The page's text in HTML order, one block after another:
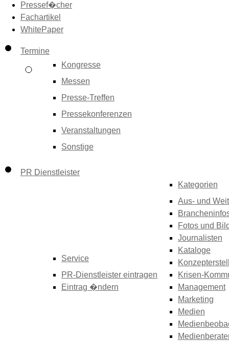
Pressef�cher
Fachartikel
WhitePaper
Termine
Kongresse
Messen
Presse-Treffen
Pressekonferenzen
Veranstaltungen
Sonstige
PR Dienstleister
Service
PR-Dienstleister eintragen
Eintrag �ndern
Kategorien
Aus- und
Fotos und
Journalisten
Kataloge
Krisen-
Management
Marketing
Medien